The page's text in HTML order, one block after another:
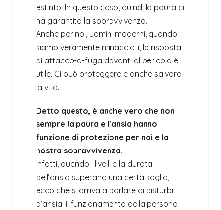
estinto! In questo caso, quindi la paura ci
ha garantito la sopravvivenza.
Anche per noi, uomini moderni, quando
siamo veramente minacciati, la risposta
di attacco-o-fuga davanti al pericolo è
utile. Ci può proteggere e anche salvare
la vita.
Detto questo, è anche vero che non
sempre la paura e l’ansia hanno
funzione di protezione per noi e la
nostra sopravvivenza.
Infatti, quando i livelli e la durata
dell’ansia superano una certa soglia,
ecco che si arriva a parlare di disturbi
d’ansia: il funzionamento della persona